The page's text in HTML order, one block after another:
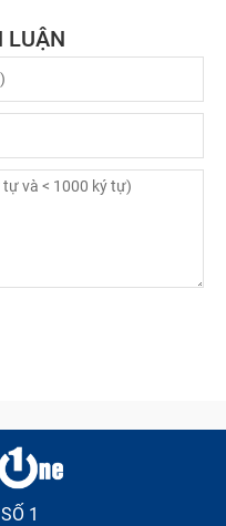
LUẬN
1